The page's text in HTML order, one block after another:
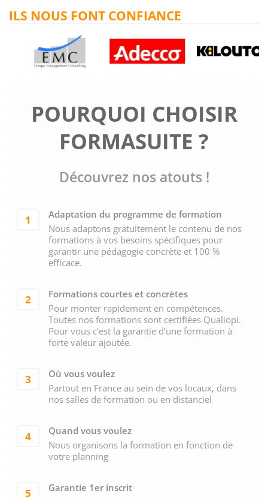
POURQUOI CHOISIR
FORMASUITE ?
Découvrez nos atouts !
1
Adaptation du programme de formation
Nous adaptons gratuitement le contenu de nos
formations à vos besoins spécifiques pour
garantir une pédagogie concrète et 100 %
efficace.
2
Formations courtes et concrètes
Pour monter rapidement en compétences.
Toutes nos formations sont certifiées Qualiopi.
Pour vous c’est la garantie d’une formation à
forte valeur ajoutée.
3
Où vous voulez
Partout en France au sein de vos locaux, dans
nos salles de formation ou en distanciel
4
Quand vous voulez
Nous organisons la formation en fonction de
votre planning
5
Garantie 1er inscrit
ILS NOUS FONT CONFIANCE